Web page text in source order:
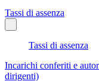
Tassi di assenza
Tassi di assenza
Incarichi conferiti e
dirigenti)